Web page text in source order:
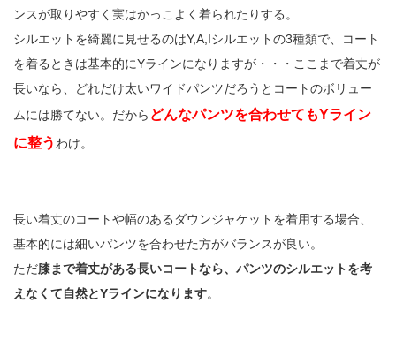
ンスが取りやすく実はかっこよく着られたりする。
シルエットを綺麗に見せるのはY,A,Iシルエットの3種類で、コート
を着るときは基本的にYラインになりますが・・・ここまで着丈が
長いなら、どれだけ太いワイドパンツだろうとコートのボリュー
ムには勝てない。だから どんなパンツを合わせてもYライン
に整うわけ。
長い着丈のコートや幅のあるダウンジャケットを着用する場合、
基本的には細いパンツを合わせた方がバランスが良い。
ただ膝まで着丈がある長いコートなら、パンツのシルエットを考
えなくて自然とYラインになります。